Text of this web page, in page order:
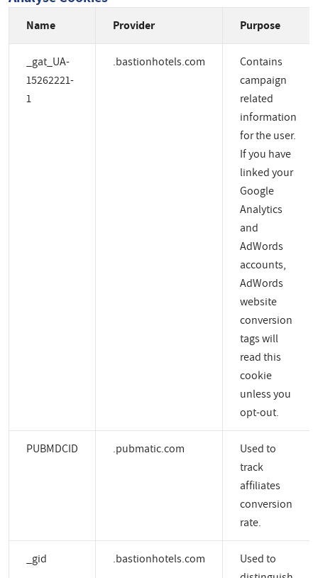
Name Provider Purpose
_gat_UA-
15262221-
1
.bastionhotels.com
Contains
campaign
related
information
for the user.
If you have
linked your
Google
Analytics
and
AdWords
accounts,
AdWords
website
conversion
tags will
read this
cookie
unless you
opt-out.
PUBMDCID .pubmatic.com
Used to
track
affiliates
conversion
rate.
_gid .bastionhotels.com
Used to